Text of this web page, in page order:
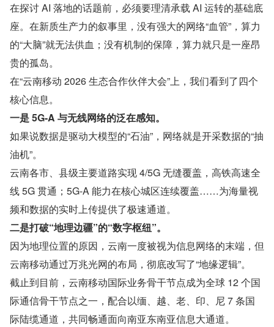
在探讨 AI 落地的话题前，必须要理清承载 AI 运转的基础底
座。在新质生产力的叙事里，没有强大的网络“血管”，算力
的“大脑”就无法供血；没有机制的保障，算力就只是一座昂
贵的孤岛。
在“云南移动 2026 生态合作伙伴大会”上，我们看到了四个
核心信息。
一是 5G-A 与无线网络的泛在感知。
如果说数据是驱动大模型的“石油”，网络就是开采数据的“抽
油机”。
云南各市、县级主要道路实现 4/5G 无缝覆盖，高铁高速全
线 5G 贯通；5G-A 能力在核心城区连续覆盖……为海量视
频和数据的实时上传提供了极速通道。
二是打破“地理边疆”的“数字枢纽”。
因为地理位置的原因，云南一度被视为信息网络的末端，但
云南移动通过万兆光网的布局，彻底改写了“地缘逻辑”。
截止到目前，云南移动国际业务骨干节点成为全球 12 个国
际通信骨干节点之一，配合以缅、越、老、印、尼 7 条国
际陆缆通道，共同畅通面向南亚东南亚信息大通道。